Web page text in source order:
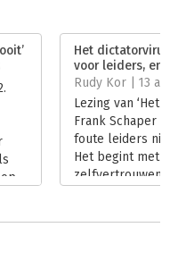
en Hitler in de 20ste
niet, wíj́ herhalen de
Frank Schaper (1958)
personal coach, en auteur
een geboren leider wordt
Het dictatorvirus
voor leiders, en
Rudy Kor | 13
Lezing van ‘Het
Frank Schaper
foute leiders niet
Het begint met
zelfvertrouwen